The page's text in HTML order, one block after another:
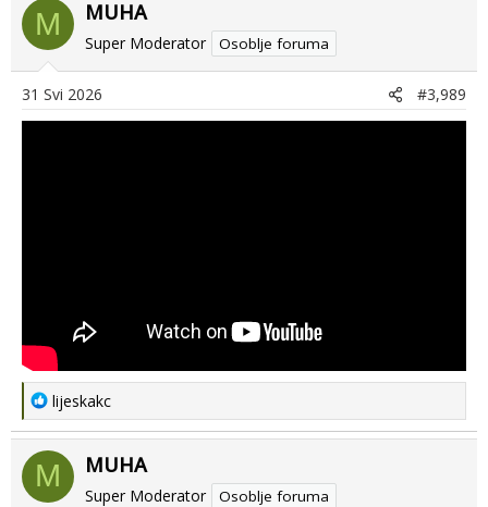
M MUHA
Super Moderator Osoblje foruma
31 Svi 2026 #3,989
R
e
a
c
t
lijeskakc
M MUHA
Super Moderator Osoblje foruma